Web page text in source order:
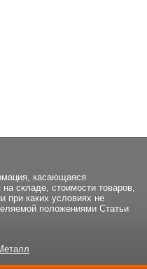
касающаяся
на складе, стоимости товаров,
при каких условиях не
положениями Статьи